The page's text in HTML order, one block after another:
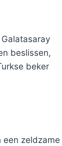
beslissen,
beker
een zeldzame